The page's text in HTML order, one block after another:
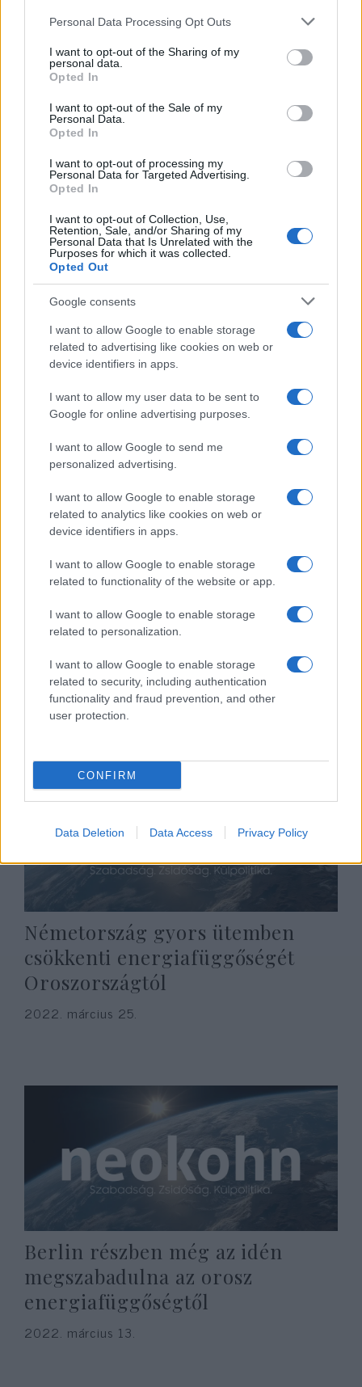
Please note that this website/app uses one or more Google
not limited to your visit or usage behaviour. You may click to
grant or deny consent to Google and its third-party tags to
use your data for below specified purposes in below Google
consent section.
Personal Data Processing Opt Outs
I want to opt-out of the Sharing of my
personal data.
Opted In
I want to opt-out of the Sale of my
Personal Data.
Opted In
I want to opt-out of processing my
Personal Data for Targeted Advertising.
Opted In
I want to opt-out of Collection, Use,
Retention, Sale, and/or Sharing of my
Personal Data that Is Unrelated with the
Purposes for which it was collected.
Opted Out
Google consents
I want to allow Google to enable storage
related to advertising like cookies on web or
device identifiers in apps.
I want to allow my user data to be sent to
Google for online advertising purposes.
I want to allow Google to send me
personalized advertising.
I want to allow Google to enable storage
related to analytics like cookies on web or
device identifiers in apps.
I want to allow Google to enable storage
related to functionality of the website or app.
I want to allow Google to enable storage
related to personalization.
I want to allow Google to enable storage
related to security, including authentication
functionality and fraud prevention, and other
user protection.
CONFIRM
Data Deletion Data Access Privacy Policy
OPEC: Az Európába irányuló
orosz olajellátás helyettesítése
szinte lehetetlen
2022. április 14.
Európai energiakrízis, izraeli
lehetőség
2022. április 7.
Németországra az
„elégedetlenség tavasza” vár
2022. április 3.
Németország gyors ütemben
csökkenti energiafüggőségét
Oroszországtól
2022. március 25.
Berlin részben még az idén
megszabadulna az orosz
energiafüggőségtől
2022. március 13.